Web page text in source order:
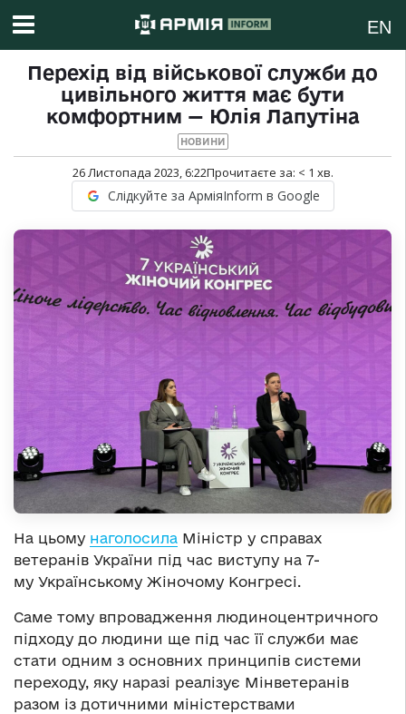
EN
Перехід від військової служби до
цивільного життя має бути
комфортним — Юлія Лапутіна
НОВИНИ
26 Листопада 2023, 6:22Прочитаєте за: < 1 хв.
Слідкуйте за АрміяInform в Google
На цьому наголосила Міністр у справах
ветеранів України під час виступу на 7-
му Українському Жіночому Конгресі.
Саме тому впровадження людиноцентричного
підходу до людини ще під час її служби має
стати одним з основних принципів системи
переходу, яку наразі реалізує Мінветеранів
разом із дотичними міністерствами